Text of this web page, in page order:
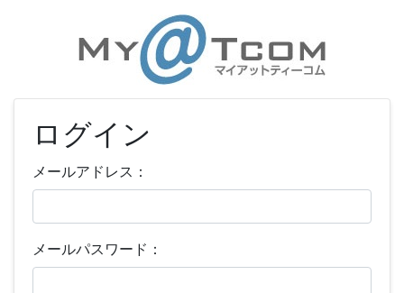
ログイン
メールアドレス：
メールパスワード：